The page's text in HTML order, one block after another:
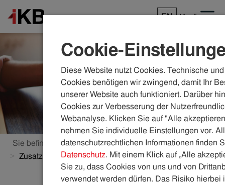
EN Menü
Sie befinden sich hier: ikb.at
Internet
Zusatzprodukte
Cookie-
Diese Website nutzt Cookies. Technische
Cookies benötigen wir zwingend, damit Ihr
unserer Website auch funktioniert. Darüber
Cookies zur Verbesserung der
Webanalyse. Klicken Sie auf "Alle
nehmen Sie individuelle Einstellungen vor.
datenschutzrechtlichen Informationen finden
Datenschutz. Mit einem Klick auf „Alle
Sie zu, dass Cookies von uns und von
verwendet werden dürfen. Das Risiko hierbei